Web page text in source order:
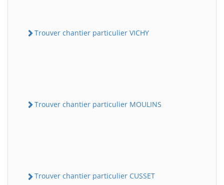
Trouver chantier particulier VICHY
Trouver chantier particulier MOULINS
Trouver chantier particulier CUSSET